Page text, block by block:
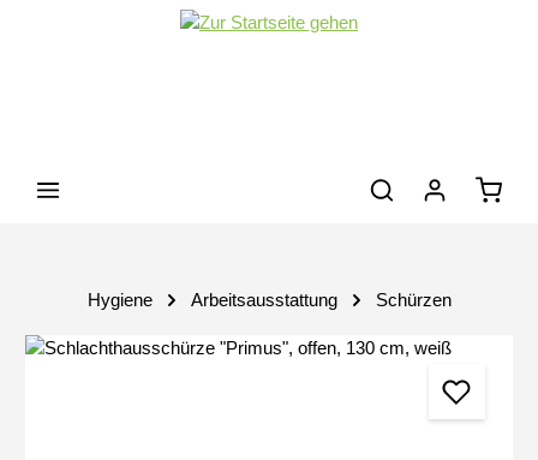
Zum Hauptinhalt springen
Hygiene Arbeitsausstattung Schürzen
Bildergalerie überspringen